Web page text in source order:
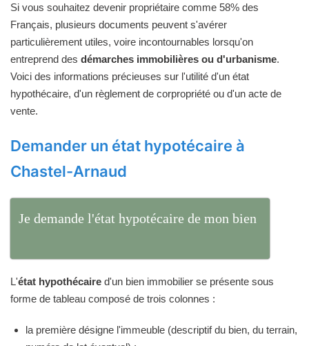
Si vous souhaitez devenir propriétaire comme 58% des
Français, plusieurs documents peuvent s'avérer
particulièrement utiles, voire incontournables lorsqu'on
entreprend des démarches immobilières ou d'urbanisme.
Voici des informations précieuses sur l'utilité d'un état
hypothécaire, d'un règlement de corpropriété ou d'un acte de
vente.
Demander un état hypotécaire à
Chastel-Arnaud
Je demande l'état hypotécaire de mon bien
L'état hypothécaire d'un bien immobilier se présente sous
forme de tableau composé de trois colonnes :
la première désigne l'immeuble (descriptif du bien, du terrain,